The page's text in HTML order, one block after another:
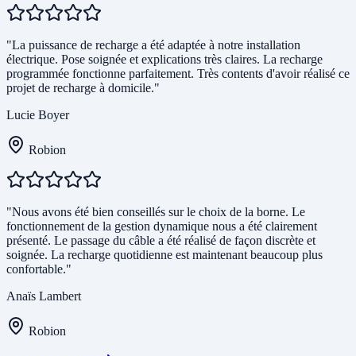
"La puissance de recharge a été adaptée à notre installation
électrique. Pose soignée et explications très claires. La recharge
programmée fonctionne parfaitement. Très contents d'avoir réalisé ce
projet de recharge à domicile."
Lucie Boyer
Robion
"Nous avons été bien conseillés sur le choix de la borne. Le
fonctionnement de la gestion dynamique nous a été clairement
présenté. Le passage du câble a été réalisé de façon discrète et
soignée. La recharge quotidienne est maintenant beaucoup plus
confortable."
Anaïs Lambert
Robion